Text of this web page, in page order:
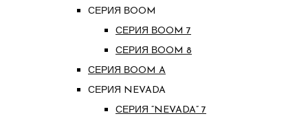
СЕРИЯ ВOOM
СЕРИЯ ВOOM 7
СЕРИЯ ВOOM 8
СЕРИЯ ВOOM A
СЕРИЯ NEVADA
СЕРИЯ “NEVADA” 7